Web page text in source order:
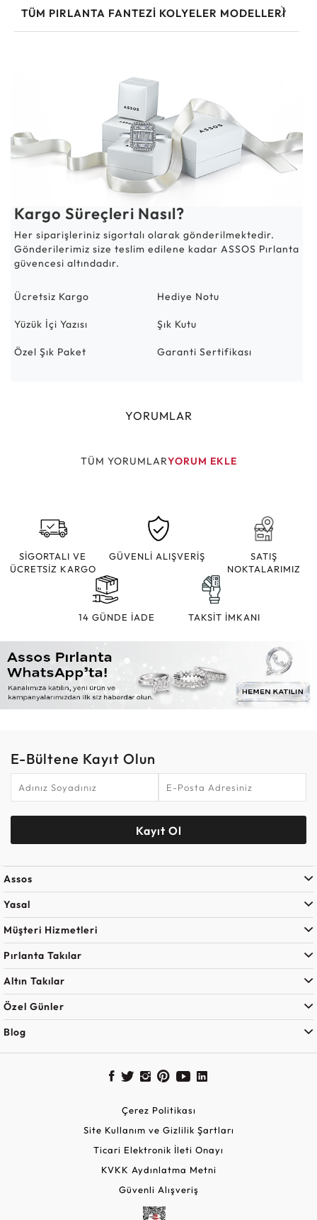
TÜM PIRLANTA FANTEZI KOLYELER MODELLERI
Kargo Süreçleri Nasıl?
Her siparişleriniz sigortalı olarak gönderilmektedir.
Gönderilerimiz size teslim edilene kadar ASSOS Pırlanta
güvencesi altındadır.
Ücretsiz Kargo Hediye Notu
Yüzük İçi Yazısı Şık Kutu
Özel Şık Paket Garanti Sertifikası
YORUMLAR
TÜM YORUMLARYORUM EKLE
SİGORTALI VE
ÜCRETSİZ KARGO
GÜVENLİ ALIŞVERİŞ
SATIŞ
NOKTALARIMIZ
14 GÜNDE İADE TAKSİT İMKANI
E-Bültene Kayıt Olun
Kayıt Ol
Assos
Yasal
Müşteri Hizmetleri
Pırlanta Takılar
Altın Takılar
Özel Günler
Blog
Çerez Politikası
Site Kullanım ve Gizlilik Şartları
Ticari Elektronik İleti Onayı
KVKK Aydınlatma Metni
Güvenli Alışveriş